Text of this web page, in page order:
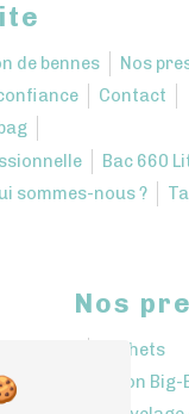
de bennes
Nos
Contact
Bac 660
sommes-nous ?
Nos
Déchets
Location Big-